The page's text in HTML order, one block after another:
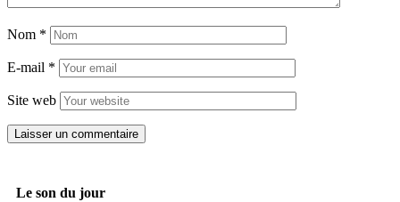
Nom *
E-mail *
Site web
Le son du jour